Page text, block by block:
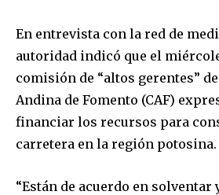
En entrevista con la red de
autoridad indicó que el
comisión de “altos gerentes”
Andina de Fomento (CAF)
financiar los recursos para
carretera en la región potosina.
“Están de acuerdo en